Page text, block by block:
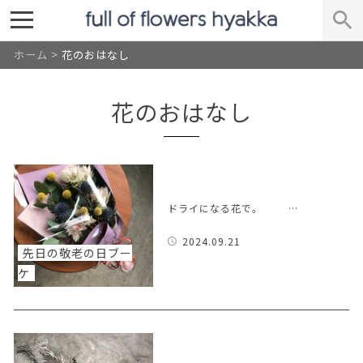
ホーム > 花のおはなし
花のおはなし
先日の敬老の日ブー
ケ
ドライになる花で。 …
2024.09.21